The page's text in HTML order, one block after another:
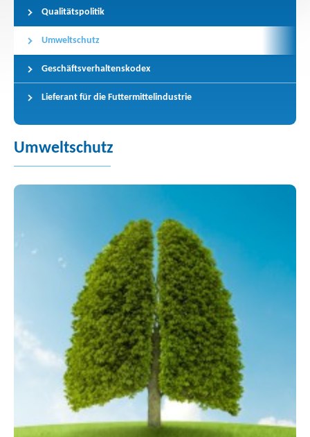
Qualitätspolitik
Umweltschutz
Geschäftsverhaltenskodex
Lieferant für die Futtermittelindustrie
Umweltschutz